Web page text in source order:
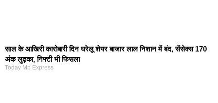
साल के आखिरी कारोबारी दिन घरेलू शेयर बाजार लाल निशान में बंद, सेंसेक्स 170
अंक लुढ़का, निफ्टी भी फिसला
Today Mp Express